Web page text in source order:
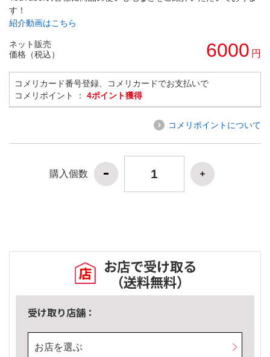
す！
紹介動画はこちら
ネット販売
価格（税込）
6000 円
コメリカード番号登録、コメリカードでお支払いで
コメリポイント ： 4ポイント獲得
コメリポイントについて
購入個数
お店で受け取る
（送料無料）
受け取り店舗：
お店を選ぶ